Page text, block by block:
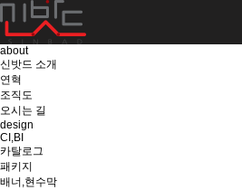
about
신밧드 소개
연혁
조직도
오시는 길
design
CI,BI
카탈로그
패키지
배너,현수막